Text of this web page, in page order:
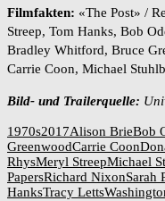
Filmfakten: «The Post» /
Streep, Tom Hanks, Bob
Bradley Whitford, Bruce
Carrie Coon, Michael
Bild- und Trailerquelle:
1970s2017Alison BrieBob
GreenwoodCarrie Coon
RhysMeryl StreepMichael
PapersRichard NixonSarah
HanksTracy Letts